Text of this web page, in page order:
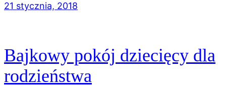
21 stycznia, 2018
Bajkowy pokój dziecięcy dla
rodzieństwa